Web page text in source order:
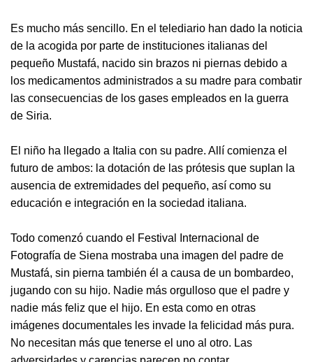
Es mucho más sencillo. En el telediario han dado la noticia
de la acogida por parte de instituciones italianas del
pequeño Mustafá, nacido sin brazos ni piernas debido a
los medicamentos administrados a su madre para combatir
las consecuencias de los gases empleados en la guerra
de Siria.
El niño ha llegado a Italia con su padre. Allí comienza el
futuro de ambos: la dotación de las prótesis que suplan la
ausencia de extremidades del pequeño, así como su
educación e integración en la sociedad italiana.
Todo comenzó cuando el Festival Internacional de
Fotografía de Siena mostraba una imagen del padre de
Mustafá, sin pierna también él a causa de un bombardeo,
jugando con su hijo. Nadie más orgulloso que el padre y
nadie más feliz que el hijo. En esta como en otras
imágenes documentales les invade la felicidad más pura.
No necesitan más que tenerse el uno al otro. Las